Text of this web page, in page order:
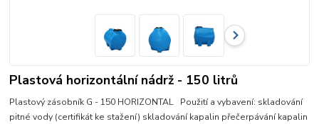
Plastová horizontální nádrž - 150 litrů
Plastový zásobník G - 150 HORIZONTAL Použití a vybavení: skladování
pitné vody (certifikát ke stažení) skladování kapalin přečerpávání kapalin